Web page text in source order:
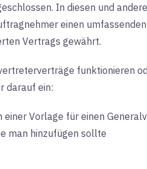
In diesen und
einen
Vertrags gewährt.
funktionieren
darauf ein:
einer Vorlage für einen
man hinzufügen sollte